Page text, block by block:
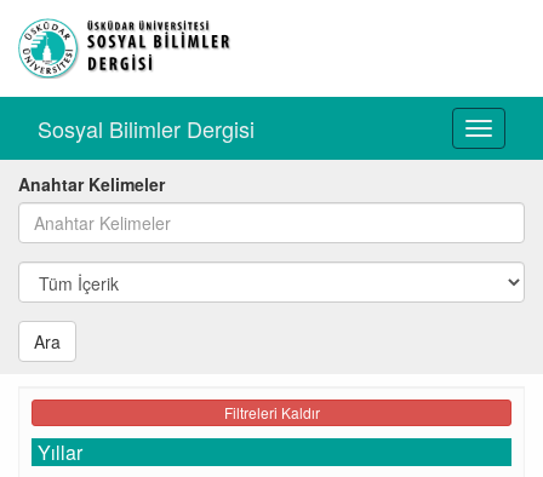
Toggle
Sosyal Bilimler Dergisi
Anahtar Kelimeler
Ara
Filtreleri Kaldır
Yıllar